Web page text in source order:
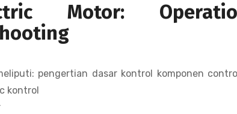
Motor:
pengertian dasar kontrol komponen
kontrol